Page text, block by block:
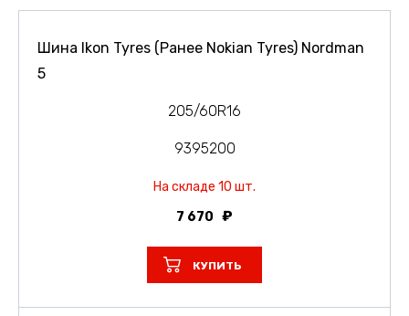
Шина Ikon Tyres (Ранее Nokian Tyres) Nordman
5
205/60R16
9395200
На складе 10 шт.
7 670
КУПИТЬ